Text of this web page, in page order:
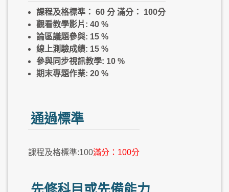
課程及格標準： 60 分 滿分： 100分
觀看教學影片: 40 %
論區議題參與: 15 %
線上測驗成績: 15 %
參與同步視訊教學: 10 %
期末專題作業: 20 %
通過標準
課程及格標準:100滿分：100分